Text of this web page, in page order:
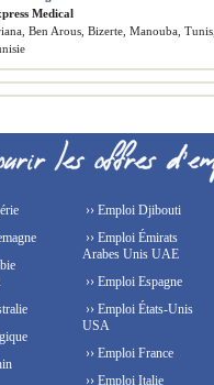
Medical
Ben Arous, Bizerte, Manouba, Tunis,
›› Emploi Djibouti
›› Emploi Émirats
Arabes Unis UAE
›› Emploi Espagne
›› Emploi États-Unis
USA
›› Emploi France
›› Emploi Italie